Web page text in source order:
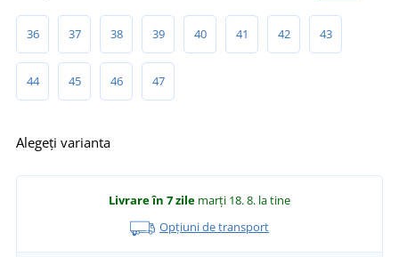
36 37 38 39 40 41 42 43
44 45 46 47
Alegeți varianta
Livrare în 7 zile marți 18. 8. la tine
Opțiuni de transport